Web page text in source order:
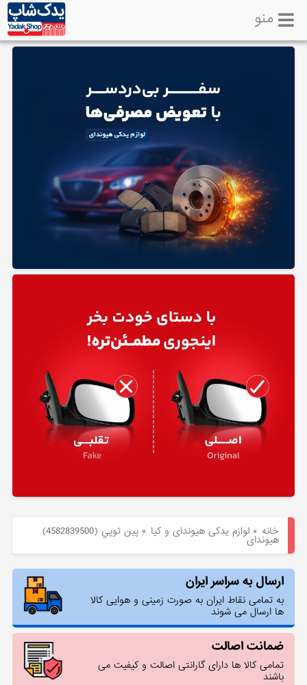
لوازم
منو
خانه »لوازم یدکی هیوندای و کیا » پين توپي (4582839500)
هیوندای
ارسال به سراسر ایران
به تمامی نقاط ایران به صورت زمینی و هوایی کالا
ها ارسال می شوند
ضمانت اصالت
تمامی کالا ها دارای گارانتی اصالت و کیفیت می
باشند